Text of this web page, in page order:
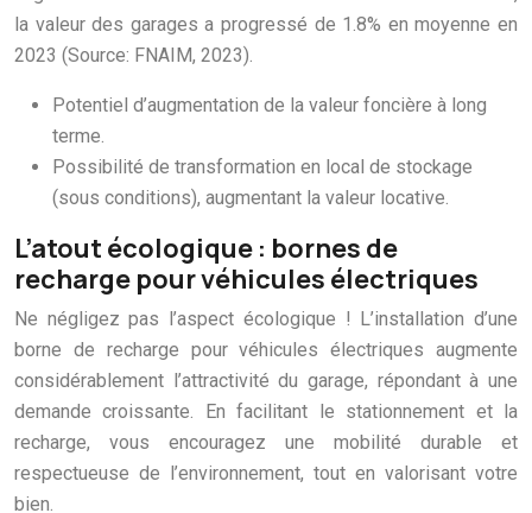
la valeur des garages a progressé de 1.8% en moyenne en
2023 (Source: FNAIM, 2023).
Potentiel d’augmentation de la valeur foncière à long
terme.
Possibilité de transformation en local de stockage
(sous conditions), augmentant la valeur locative.
L’atout écologique : bornes de
recharge pour véhicules électriques
Ne négligez pas l’aspect écologique ! L’installation d’une
borne de recharge pour véhicules électriques augmente
considérablement l’attractivité du garage, répondant à une
demande croissante. En facilitant le stationnement et la
recharge, vous encouragez une mobilité durable et
respectueuse de l’environnement, tout en valorisant votre
bien.